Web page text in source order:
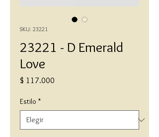
SKU: 23221
23221 - D Emerald
Love
$ 117.000
Estilo *